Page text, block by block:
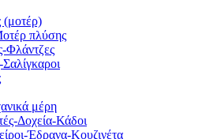
(μοτέρ)
πλύσης
Φλάντζες
μέρη
Δοχεία-Κάδοι
Έδρανα-Κουζινέτα